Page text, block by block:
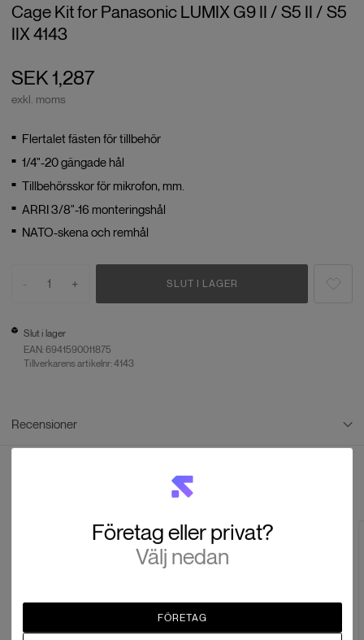
Cage Kit for Panasonic LUMIX G9 II / S5 II / S5
IIX 4143
SEK 1,287
exkl. moms
Flertalet fästen för tillbehör
1/4"-20 gängade hål
Tillbehörsskor för mikrofon, mm.
ARRI 3/8"-16 monteringshål
NATO-skena och remhål
- 1 + SLUT I LAGER
Slut i lager
EAN:6941590011875
Tillverkarens artikelnr: 4143
Recensioner
LÄMNA EN RECENSION
Företag eller privat?
Välj nedan
FÖRETAG